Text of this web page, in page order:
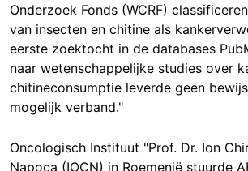
Onderzoek Fonds (WCRF)
van insecten en chitine als
eerste zoektocht in de databases
naar wetenschappelijke studies over
chitineconsumptie leverde geen
mogelijk verband."
Oncologisch Instituut "Prof. Dr. Ion
Napoca (IOCN) in Roemenië stuurde